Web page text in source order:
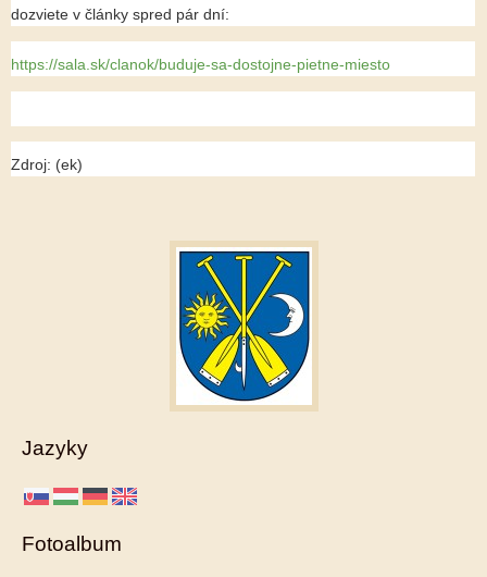
dozviete v články spred pár dní:
https://sala.sk/clanok/buduje-sa-dostojne-pietne-miesto
Zdroj: (ek)
Jazyky
Fotoalbum